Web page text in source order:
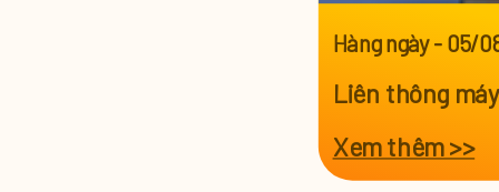
Hàng ngày- 05/
Liên thông
Xem thêm >>